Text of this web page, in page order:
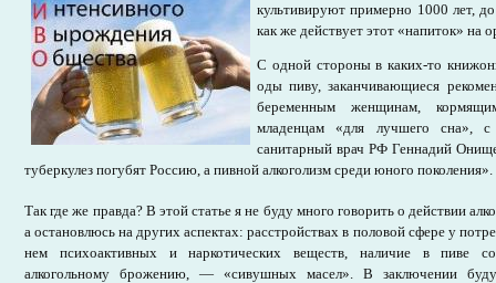
культивируют примерно 1000 лет,
как же действует этот «напиток» на
С одной стороны в каких-то
оды пиву, заканчивающиеся
беременным женщинам,
младенцам «для лучшего сна»,
санитарный врач РФ Геннадий
туберкулез погубят Россию, а пивной алкоголизм среди юного поколения».
Так где же правда? В этой статье я не буду много говорить о действии
а остановлюсь на других аспектах: расстройствах в половой сфере у
нем психоактивных и наркотических веществ, наличие в пиве
алкогольному брожению, — «сивушных масел». В заключении